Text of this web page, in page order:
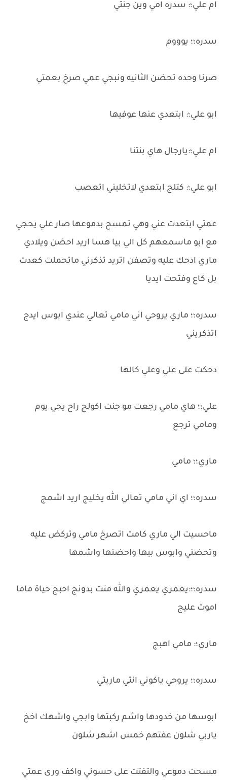
ام علي؛: سدره امي وين جنتي
سدره؛؛ يوووم
صرنا وحده تحضن الثانيه ونبجي عمي صرخ بعمتي
ابو علي؛: ابتعدي عنها عوفيها
ام علي؛:يارجال هاي بنتنا
ابو علي؛: كتلج ابتعدي لاتخليني اتعصب
عمتي ابتعدت عني وهي تمسح بدموعها صار علي يحجي
مع ابو ماسمعهم كل الي بيا هسا اريد احضن ويلادي
ماري ادحك عليه وتصفن اتريد تذكرني ماتحملت كعدت
بل كاع وفتحت ايديا
سدره؛؛ ماري يروحي اني مامي تعالي عندي ابوس ايدج
اتذكريني
دحكت على علي وعلي كالها
علي؛؛ هاي مامي رجعت مو جنت اكولج راح يجي يوم
ومامي ترجع
ماري؛؛ مامي
سدره؛؛ اي اني مامي تعالي الله يخليج اريد اشمج
ماحسيت الي ماري كامت اتصرخ مامي وتركض عليه
وتحضني وابوس بيها واحضنها واشمها
سدره؛؛:يعمري يعمري والله متت بدونج احبج حياة ماما
اموت عليج
ماري؛: مامي اهبج
سدره؛؛ يروحي ياكوني انتي ماريتي
ابوسها من خدودها واشم ركبتها وابجي واشهك اخخ
ياربي شلون عفتهم خمس اشهر شلون
مسحت دموعي والتفتت على حسوني واكف ورى عمتي